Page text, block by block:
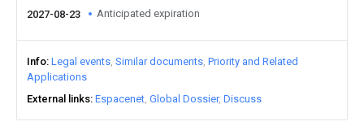
2027-08-23 Anticipated expiration
Info Legal events Similar documents Priority and Related
Applications
External links Espacenet Global Dossier Discuss